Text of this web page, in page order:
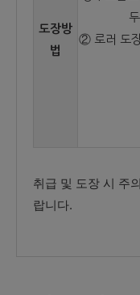
도장방
법
② 로러 도
취급 및 도장 시 주
랍니다.